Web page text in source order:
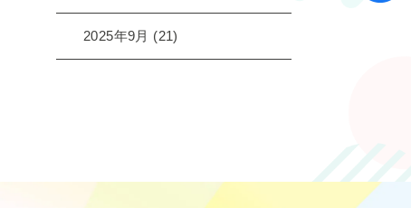
2025年9月 (21)